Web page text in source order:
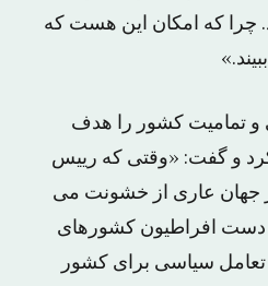
چرا که امکان این هست که
تمامیت کشور را هدف
و گفت: «وقتی که رییس
جهان عاری از خشونت می
دست افراطیون کشورهای
سیاسی برای کشور